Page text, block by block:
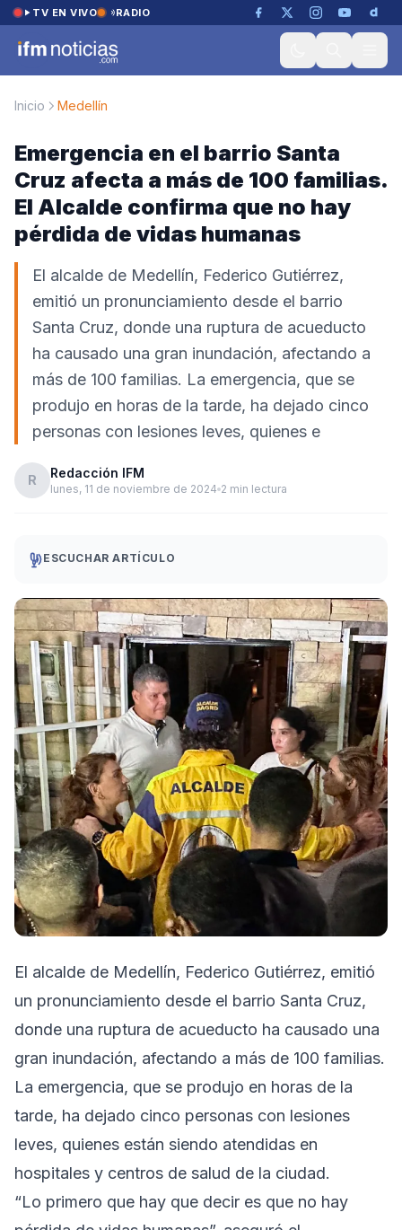
Saltar al contenido
TV EN VIVO RADIO
Inicio Medellín
Emergencia en el barrio Santa
Cruz afecta a más de 100 familias.
El Alcalde confirma que no hay
pérdida de vidas humanas
El alcalde de Medellín, Federico Gutiérrez,
emitió un pronunciamiento desde el barrio
Santa Cruz, donde una ruptura de acueducto
ha causado una gran inundación, afectando a
más de 100 familias. La emergencia, que se
produjo en horas de la tarde, ha dejado cinco
personas con lesiones leves, quienes e
R Redacción IFM
lunes, 11 de noviembre de 2024 2 min lectura
ESCUCHAR ARTÍCULO
El alcalde de Medellín, Federico Gutiérrez, emitió
un pronunciamiento desde el barrio Santa Cruz,
donde una ruptura de acueducto ha causado una
gran inundación, afectando a más de 100 familias.
La emergencia, que se produjo en horas de la
tarde, ha dejado cinco personas con lesiones
leves, quienes están siendo atendidas en
hospitales y centros de salud de la ciudad.
“Lo primero que hay que decir es que no hay